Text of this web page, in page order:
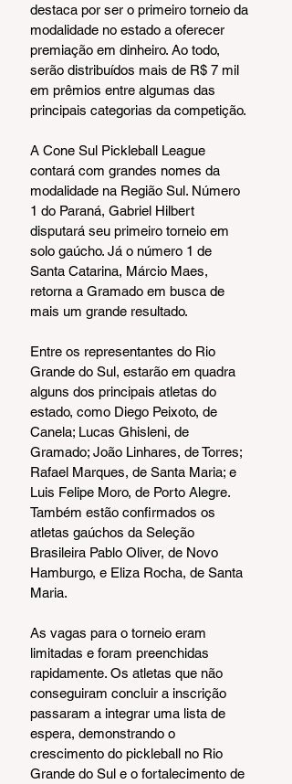
destaca por ser o primeiro torneio da
modalidade no estado a oferecer
premiação em dinheiro. Ao todo,
serão distribuídos mais de R$ 7 mil
em prêmios entre algumas das
principais categorias da competição.
A Cone Sul Pickleball League
contará com grandes nomes da
modalidade na Região Sul. Número
1 do Paraná, Gabriel Hilbert
disputará seu primeiro torneio em
solo gaúcho. Já o número 1 de
Santa Catarina, Márcio Maes,
retorna a Gramado em busca de
mais um grande resultado.
Entre os representantes do Rio
Grande do Sul, estarão em quadra
alguns dos principais atletas do
estado, como Diego Peixoto, de
Canela; Lucas Ghisleni, de
Gramado; João Linhares, de Torres;
Rafael Marques, de Santa Maria; e
Luis Felipe Moro, de Porto Alegre.
Também estão confirmados os
atletas gaúchos da Seleção
Brasileira Pablo Oliver, de Novo
Hamburgo, e Eliza Rocha, de Santa
Maria.
As vagas para o torneio eram
limitadas e foram preenchidas
rapidamente. Os atletas que não
conseguiram concluir a inscrição
passaram a integrar uma lista de
espera, demonstrando o
crescimento do pickleball no Rio
Grande do Sul e o fortalecimento de